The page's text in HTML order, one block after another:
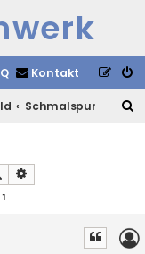
Kontakt
Schmalspur
Suche
1